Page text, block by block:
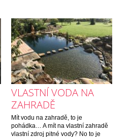
VLASTNÍ VODA NA
ZAHRADĚ
Mít vodu na zahradě, to je
pohádka… A mít na vlastní zahradě
vlastní zdroj pitné vody? No to je